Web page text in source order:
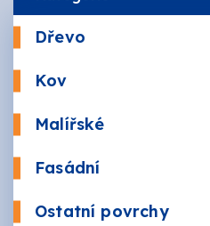
Dřevo
Kov
Malířské
Fasádní
Ostatní povrchy